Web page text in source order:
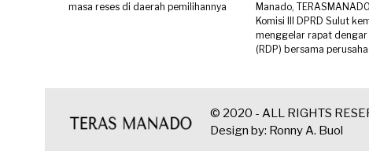
masa reses di daerah pemilihannya
Manado,
Komisi III DPRD Sulut
menggelar rapat
(RDP) bersama
© 2020 - ALL RIGHTS
Design by: Ronny A. Buol